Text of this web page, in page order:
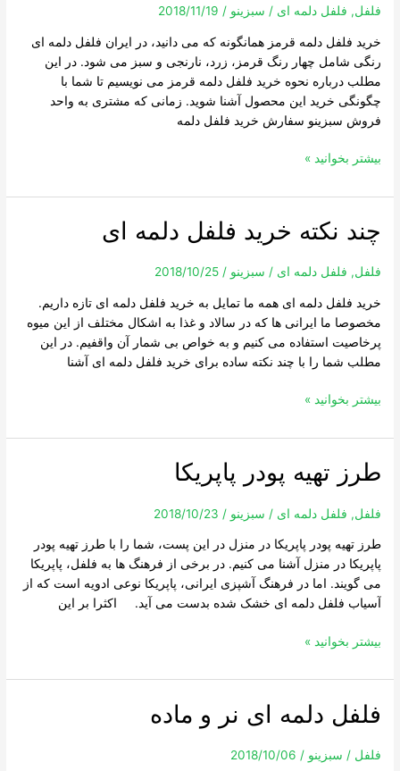
فلفل, فلفل دلمه ای / سبزینو/
2018/11/19
خرید فلفل دلمه قرمز همانگونه که می دانید، در ایران فلفل دلمه ای
رنگی شامل چهار رنگ قرمز، زرد، نارنجی و سبز می شود. در این
مطلب درباره نحوه خرید فلفل دلمه قرمز می نویسیم تا شما با
چگونگی خرید این محصول آشنا شوید. زمانی که مشتری به واحد
فروش سبزینو سفارش خرید فلفل دلمه
بیشتر بخوانید »
چند نکته خرید فلفل دلمه ای
فلفل, فلفل دلمه ای / سبزینو/
2018/10/25
خرید فلفل دلمه ای همه ما تمایل به خرید فلفل دلمه ای تازه داریم.
مخصوصا ما ایرانی ها که در سالاد و غذا به اشکال مختلف از این میوه
پرخاصیت استفاده می کنیم و به خواص بی شمار آن واقفیم. در این
مطلب شما را با چند نکته ساده برای خرید فلفل دلمه ای آشنا
نکته
خرید
دلمه
ای
بیشتر بخوانید »
طرز تهیه پودر پاپریکا
فلفل, فلفل دلمه ای / سبزینو/
2018/10/23
طرز تهیه پودر پاپریکا در منزل در این پست، شما را با طرز تهیه پودر
پاپریکا در منزل آشنا می کنیم. در برخی از فرهنگ ها به فلفل، پاپریکا
می گویند. اما در فرهنگ آشپزی ایرانی، پاپریکا نوعی ادویه است که از
آسیاب فلفل دلمه ای خشک شده بدست می آید. اکثرا بر این
طرز
تهیه
پودر
پاپریکا
بیشتر بخوانید »
فلفل دلمه ای نر و ماده
فلفل / سبزینو/
2018/10/06
فلفل
دلمه
ای